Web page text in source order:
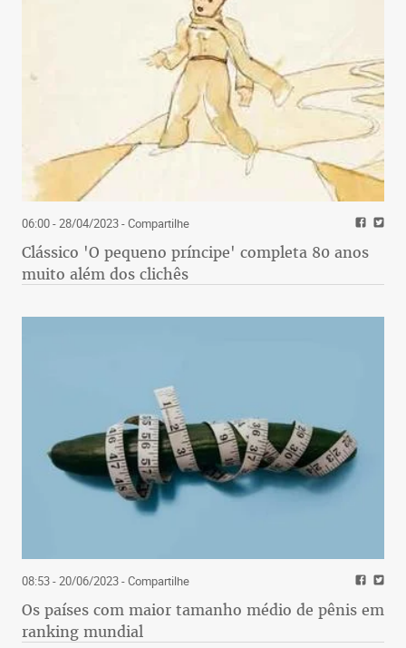
06:00 - 28/04/2023- Compartilhe
Clássico 'O pequeno príncipe' completa 80 anos
muito além dos clichês
08:53 - 20/06/2023- Compartilhe
Os países com maior tamanho médio de pênis em
ranking mundial